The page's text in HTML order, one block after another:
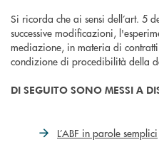
Si ricorda che ai sensi dell’art. 5
successive modificazioni,
mediazione, in materia di
condizione di procedibilità della
DI SEGUITO SONO MESSI A
L’ABF in parole semplici